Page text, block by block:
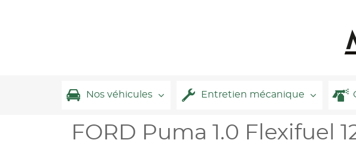
Nos véhicules Entretien mécanique
FORD Puma 1.0 Flexifuel